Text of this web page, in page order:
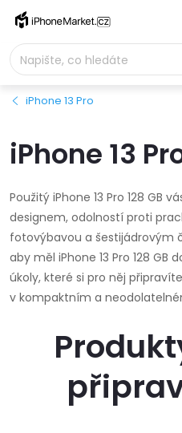
Přejít
obsah
iPhone 13 Pro
iPhone 13
Použitý iPhone 13 Pro 128 GB
designem, odolností proti
fotovýbavou a šestijádrovým
aby měl iPhone 13 Pro 128
úkoly, které si pro něj
v kompaktním a